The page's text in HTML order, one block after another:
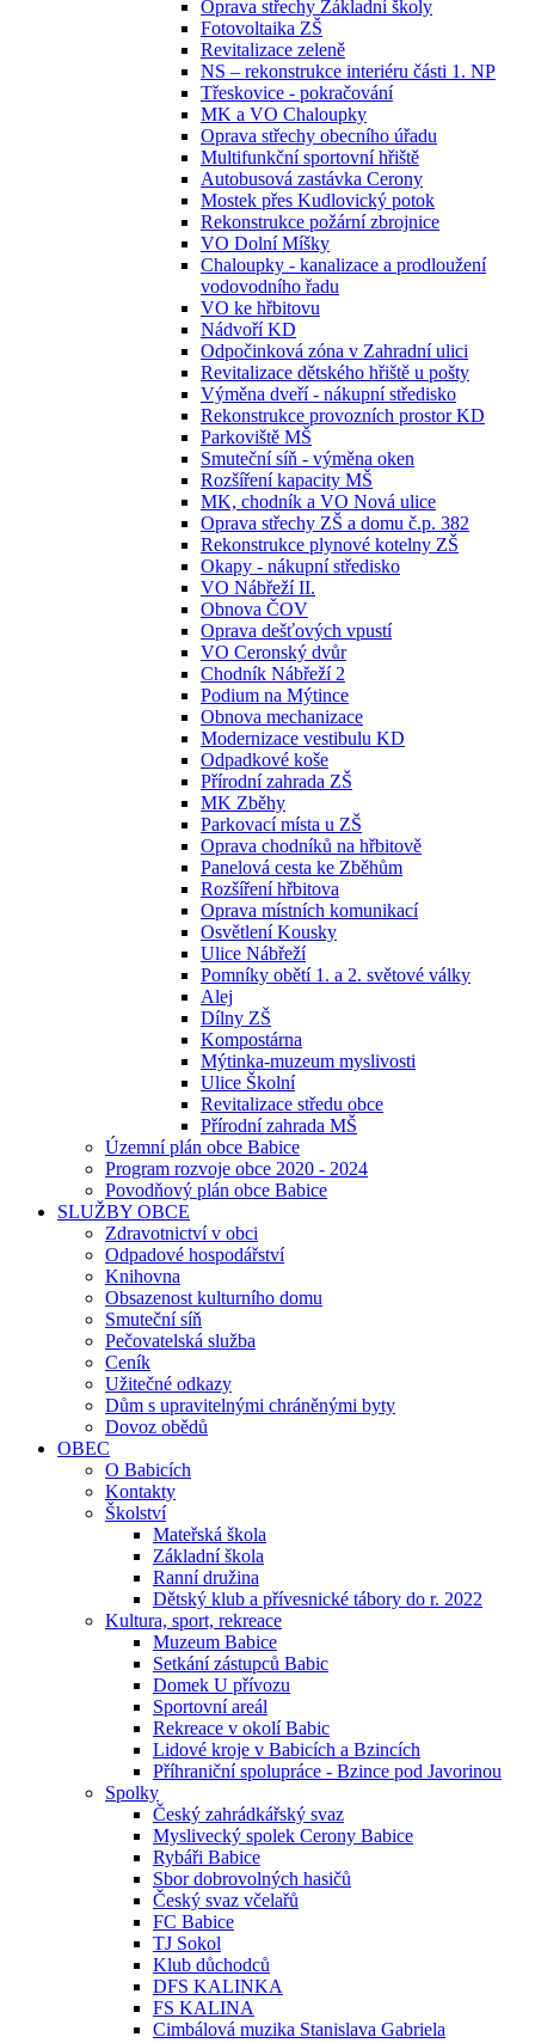
Oprava střechy Základní školy
Fotovoltaika ZŠ
Revitalizace zeleně
NS – rekonstrukce interiéru části 1. NP
Třeskovice - pokračování
MK a VO Chaloupky
Oprava střechy obecního úřadu
Multifunkční sportovní hřiště
Autobusová zastávka Cerony
Mostek přes Kudlovický potok
Rekonstrukce požární zbrojnice
VO Dolní Míšky
Chaloupky - kanalizace a prodloužení
vodovodního řadu
VO ke hřbitovu
Nádvoří KD
Odpočinková zóna v Zahradní ulici
Revitalizace dětského hřiště u pošty
Výměna dveří - nákupní středisko
Rekonstrukce provozních prostor KD
Parkoviště MŠ
Smuteční síň - výměna oken
Rozšíření kapacity MŠ
MK, chodník a VO Nová ulice
Oprava střechy ZŠ a domu č.p. 382
Rekonstrukce plynové kotelny ZŠ
Okapy - nákupní středisko
VO Nábřeží II.
Obnova ČOV
Oprava dešťových vpustí
VO Ceronský dvůr
Chodník Nábřeží 2
Podium na Mýtince
Obnova mechanizace
Modernizace vestibulu KD
Odpadkové koše
Přírodní zahrada ZŠ
MK Zběhy
Parkovací místa u ZŠ
Oprava chodníků na hřbitově
Panelová cesta ke Zběhům
Rozšíření hřbitova
Oprava místních komunikací
Osvětlení Kousky
Ulice Nábřeží
Pomníky obětí 1. a 2. světové války
Alej
Dílny ZŠ
Kompostárna
Mýtinka-muzeum myslivosti
Ulice Školní
Revitalizace středu obce
Přírodní zahrada MŠ
Územní plán obce Babice
Program rozvoje obce 2020 - 2024
Povodňový plán obce Babice
SLUŽBY OBCE
Zdravotnictví v obci
Odpadové hospodářství
Knihovna
Obsazenost kulturního domu
Smuteční síň
Pečovatelská služba
Ceník
Užitečné odkazy
Dům s upravitelnými chráněnými byty
Dovoz obědů
OBEC
O Babicích
Kontakty
Školství
Mateřská škola
Základní škola
Ranní družina
Dětský klub a přívesnické tábory do r. 2022
Kultura, sport, rekreace
Muzeum Babice
Setkání zástupců Babic
Domek U přívozu
Sportovní areál
Rekreace v okolí Babic
Lidové kroje v Babicích a Bzincích
Příhraniční spolupráce - Bzince pod Javorinou
Spolky
Český zahrádkářský svaz
Myslivecký spolek Cerony Babice
Rybáři Babice
Sbor dobrovolných hasičů
Český svaz včelařů
FC Babice
TJ Sokol
Klub důchodců
DFS KALINKA
FS KALINA
Cimbálová muzika Stanislava Gabriela